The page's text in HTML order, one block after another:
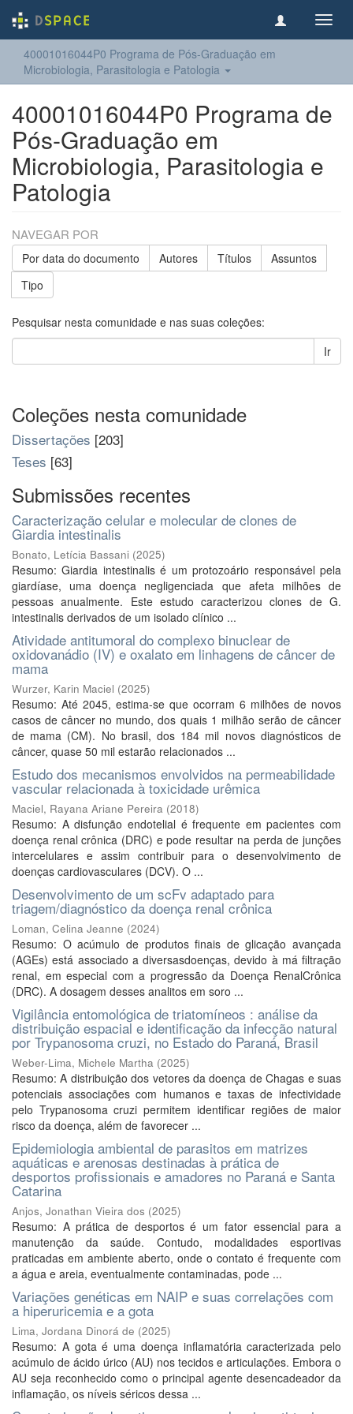
40001016044P0 Programa de Pós-Graduação em
Microbiologia, Parasitologia e Patologia
40001016044P0 Programa de
Pós-Graduação em
Microbiologia, Parasitologia e
Patologia
NAVEGAR POR
Por data do documento Autores Títulos
Assuntos
Tipo
Pesquisar nesta comunidade e nas suas coleções:
Ir
Coleções nesta comunidade
Dissertações [203]
Teses [63]
Submissões recentes
Caracterização celular e molecular de clones de
Giardia intestinalis
Bonato, Letícia Bassani (2025)
Resumo: Giardia intestinalis é um protozoário responsável pela
giardíase, uma doença negligenciada que afeta milhões de
pessoas anualmente. Este estudo caracterizou clones de G.
intestinalis derivados de um isolado clínico ...
Atividade antitumoral do complexo binuclear de
oxidovanádio (IV) e oxalato em linhagens de câncer de
mama
Wurzer, Karin Maciel (2025)
Resumo: Até 2045, estima-se que ocorram 6 milhões de novos
casos de câncer no mundo, dos quais 1 milhão serão de câncer
de mama (CM). No brasil, dos 184 mil novos diagnósticos de
câncer, quase 50 mil estarão relacionados ...
Estudo dos mecanismos envolvidos na permeabilidade
vascular relacionada à toxicidade urêmica
Maciel, Rayana Ariane Pereira (2018)
Resumo: A disfunção endotelial é frequente em pacientes com
doença renal crônica (DRC) e pode resultar na perda de junções
intercelulares e assim contribuir para o desenvolvimento de
doenças cardiovasculares (DCV). O ...
Desenvolvimento de um scFv adaptado para
triagem/diagnóstico da doença renal crônica
Loman, Celina Jeanne (2024)
Resumo: O acúmulo de produtos finais de glicação avançada
(AGEs) está associado a diversasdoenças, devido à má filtração
renal, em especial com a progressão da Doença RenalCrônica
(DRC). A dosagem desses analitos em soro ...
Vigilância entomológica de triatomíneos : análise da
distribuição espacial e identificação da infecção natural
por Trypanosoma cruzi, no Estado do Paraná, Brasil
Weber-Lima, Michele Martha (2025)
Resumo: A distribuição dos vetores da doença de Chagas e suas
potenciais associações com humanos e taxas de infectividade
pelo Trypanosoma cruzi permitem identificar regiões de maior
risco da doença, além de favorecer ...
Epidemiologia ambiental de parasitos em matrizes
aquáticas e arenosas destinadas à prática de
desportos profissionais e amadores no Paraná e Santa
Catarina
Anjos, Jonathan Vieira dos (2025)
Resumo: A prática de desportos é um fator essencial para a
manutenção da saúde. Contudo, modalidades esportivas
praticadas em ambiente aberto, onde o contato é frequente com
a água e areia, eventualmente contaminadas, pode ...
Variações genéticas em NAIP e suas correlações com
a hiperuricemia e a gota
Lima, Jordana Dinorá de (2025)
Resumo: A gota é uma doença inflamatória caracterizada pelo
acúmulo de ácido úrico (AU) nos tecidos e articulações. Embora o
AU seja reconhecido como o principal agente desencadeador da
inflamação, os níveis séricos dessa ...